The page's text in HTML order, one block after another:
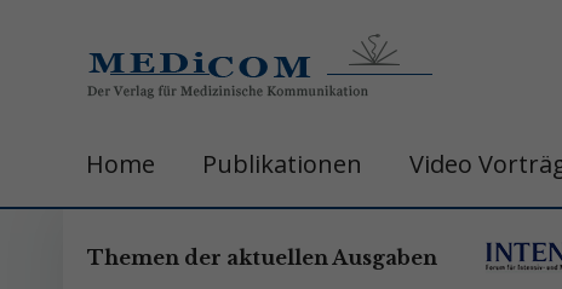
Home Publikationen Video
Themen der aktuellen Ausgaben